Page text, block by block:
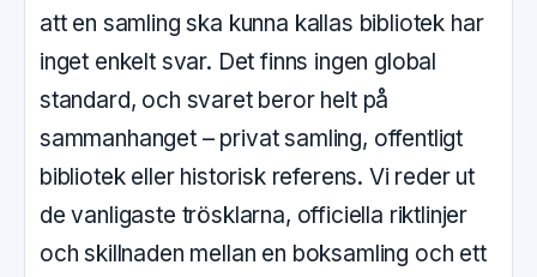
att en samling ska kunna kallas bibliotek har
inget enkelt svar. Det finns ingen global
standard, och svaret beror helt på
sammanhanget – privat samling, offentligt
bibliotek eller historisk referens. Vi reder ut
de vanligaste trösklarna, officiella riktlinjer
och skillnaden mellan en boksamling och ett